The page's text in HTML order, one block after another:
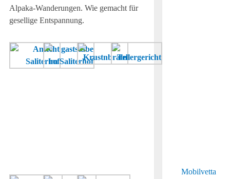
Alpaka-Wanderungen. Wie gemacht für
gesellige Entspannung.
Der
Saliterhof der
Mobilvetta